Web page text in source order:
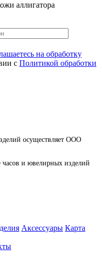
аллигатора
на обработку
с Политикой обработки
осуществляет ООО
и ювелирных изделий
Аксессуары Карта